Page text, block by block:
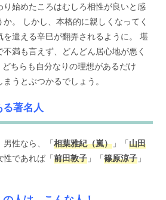
始めたころはむしろ相性が良いと感
。 しかし、本格的に親しくなってく
を遣える辛巳が翻弄されるように。 堪
満も言えず、どんどん居心地が悪く
ちらも自分なりの理想があるだけ
うとぶつかるでしょう。
る著名人
男性なら、「相葉雅紀（嵐） 」「山田
性であれば「前田敦子 」「篠原涼子 」